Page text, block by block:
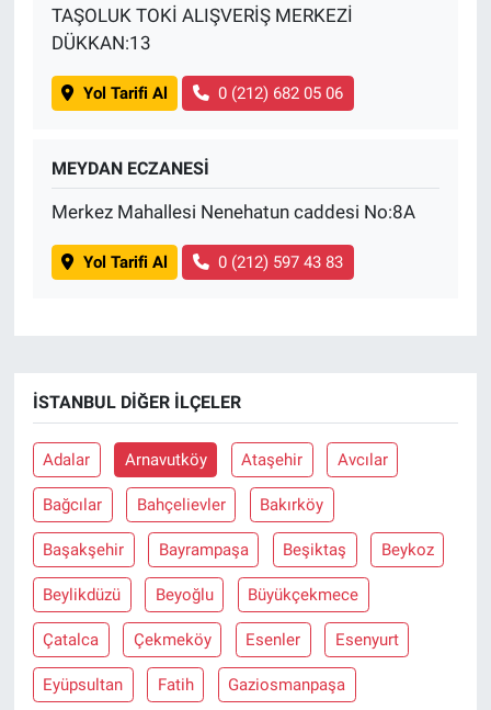
TAŞOLUK TOKİ ALIŞVERİŞ MERKEZİ
DÜKKAN:13
Yol Tarifi Al 0 (212) 682 05 06
MEYDAN ECZANESİ
Merkez Mahallesi Nenehatun caddesi No:8A
Yol Tarifi Al 0 (212) 597 43 83
İSTANBUL DIĞER İLÇELER
Adalar Arnavutköy Ataşehir Avcılar
Bağcılar Bahçelievler Bakırköy
Başakşehir Bayrampaşa Beşiktaş Beykoz
Beylikdüzü Beyoğlu Büyükçekmece
Çatalca Çekmeköy Esenler Esenyurt
Eyüpsultan Fatih Gaziosmanpaşa